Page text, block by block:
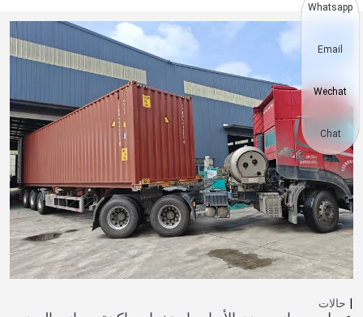
حالات
Whatsapp
Email
Wechat
Chat